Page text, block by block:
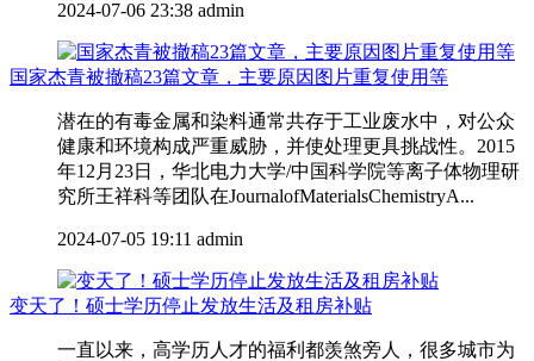
2024-07-06 23:38 admin
国家杰青被撤稿23篇文章，主要原因图片重复使用等
潜在的有毒金属和染料通常共存于工业废水中，对公众
健康和环境构成严重威胁，并使处理更具挑战性。2015
年12月23日，华北电力大学/中国科学院等离子体物理研
究所王祥科等团队在JournalofMaterialsChemistryA...
2024-07-05 19:11 admin
变天了！硕士学历停止发放生活及租房补贴
一直以来，高学历人才的福利都羡煞旁人，很多城市为